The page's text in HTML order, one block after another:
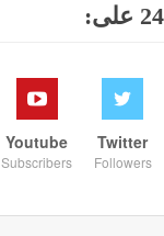
Twitter
Followers
Youtube
Subscribers